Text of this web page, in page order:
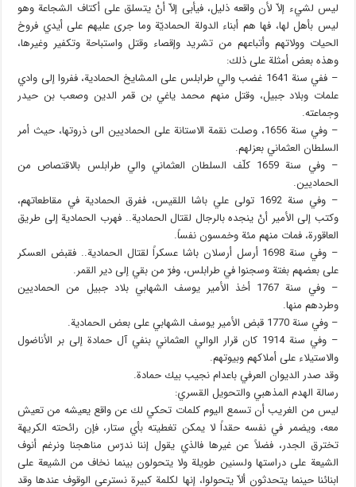
ليس لشيء إلاّ لأن واقعه ذليل، فيأبى إلاّ أنْ يتسلق على أكتاف الشجاعة وهو
ليس بأهل لها، فها هم أبناء الدولة الحماديّة وما جرى عليهم على أيدي فروخ
الحيات وولاتهم وأتباعهم من تشريد وإقصاء وقتل واستباحة وتكفير وغيرها،
وهذه بعض أمثلة على ذلك:
– ففي سنة 1641 غضب والي طرابلس على المشايخ الحمادية، ففروا إلى وادي
علمات وبلاد جبيل، وقتل منهم محمد ياغي بن قمر الدين وصعب بن حيدر
وجماعته.
– وفي سنة 1656، وصلت نقمة الاستانة على الحماديين الى ذروتها، حيث أمر
السلطان العثماني بعزلهم.
– وفي سنة 1659 كلّف السلطان العثماني والي طرابلس بالاقتصاص من
الحماديين.
– وفي سنة 1692 تولى علي باشا اللقيس، ففرق الحمادية في مقاطعاتهم،
وكتب إلى الأمير أنْ ينجده بالرجال لقتال الحمادية.. فهرب الحمادية إلى طريق
العاقورة، فمات منهم مئة وخمسون نفساً.
– وفي سنة 1698 أرسل أرسلان باشا عسكراً لقتال الحمادية.. فقبض العسكر
على بعضهم بغتة وسجنوا في طرابلس، وفرّ من بقي إلى دير القمر.
– وفي سنة 1767 أخذ الأمير يوسف الشهابي بلاد جبيل من الحماديين
وطردهم منها.
– وفي سنة 1770 قبض الأمير يوسف الشهابي على بعض الحمادية.
– وفي سنة 1914 كان قرار الوالي العثماني بنفي آل حمادة إلى بر الأناضول
والاستيلاء على أملاكهم وبيوتهم.
وقد صدر الديوان العرفي باعدام نجيب بيك حمادة.
رسالة الهدم المذهبي والتحويل القسري:
ليس من الغريب أن تسمع اليوم كلمات تحكي لك عن واقع يعيشه من تعيش
معه، ويضمر في نفسه حقداً لا يمكن تغطيته بأي ستار، فإن رائحته الكريهة
تخترق الجدر، فضلاً عن غيرها فالذي يقول إننا ندرّس مناهجنا ونرغم أنوف
الشيعة على دراستها ولسنين طويلة ولا يتحولون بينما نخاف من الشيعة على
ابنائنا حينما يتحدثون ألاّ يتحولوا، إنها لكلمة كبيرة نسترعي الوقوف عندها وقد